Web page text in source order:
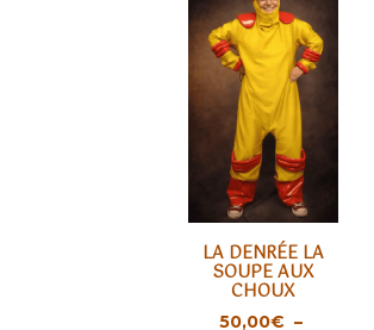
CHOIX DES OPTIONS
Ce
produit
LA DENRÉE LA
SOUPE AUX
CHOUX
50,00€ –